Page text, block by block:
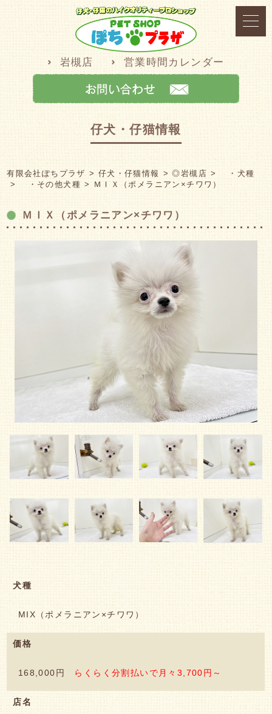
岩槻店 営業時間カレンダー
仔犬・仔猫情報
有限会社ぽちプラザ 仔犬・仔猫情報 ◎岩槻店
・犬種
・その他犬種
ＭＩＸ（ポメラニアン×チワワ）
ＭＩＸ（ポメラニアン×チワワ）
犬種
MIX（ポメラニアン×チワワ）
価格
168,000円 らくらく分割払いで月々3,700円～
店名